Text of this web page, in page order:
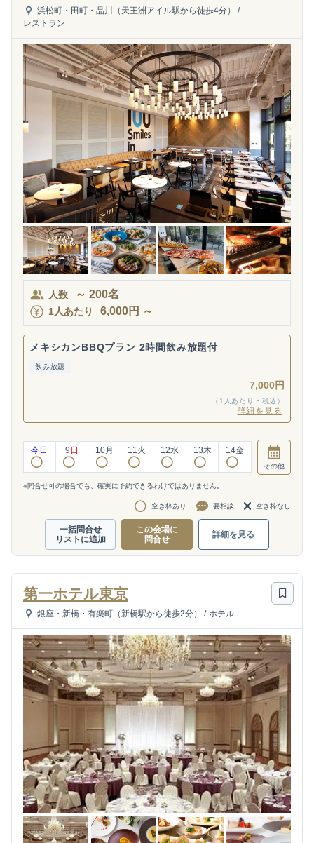
浜松町・田町・品川（天王洲アイル駅から徒歩4分）
/
レストラン
人数 ～ 200名
1人あたり 6,000円 ～
メキシカンBBQプラン 2時間飲み放題付
飲み放題
7,000円
（1人あたり・税込）
詳細を見る
今日 9 日 10月 11火 12水 13木 14金
その他
※問合せ可の場合でも、確実に予約できるわけではありません。
空き枠あり 要相談 空き枠なし
一括問合せ
リストに追加
この会場に
問合せ
詳細を見る
第一ホテル東京
銀座・新橋・有楽町（新橋駅から徒歩2分） / ホテル